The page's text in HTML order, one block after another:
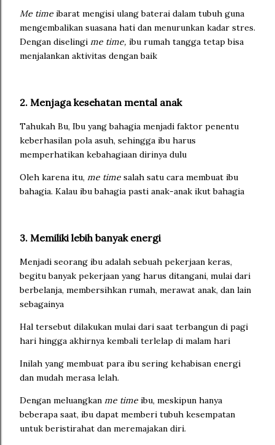
Me time ibarat mengisi ulang baterai dalam tubuh guna
mengembalikan suasana hati dan menurunkan kadar stres.
Dengan diselingi me time, ibu rumah tangga tetap bisa
menjalankan aktivitas dengan baik
2. Menjaga kesehatan mental anak
Tahukah Bu, Ibu yang bahagia menjadi faktor penentu
keberhasilan pola asuh, sehingga ibu harus
memperhatikan kebahagiaan dirinya dulu
Oleh karena itu, me time salah satu cara membuat ibu
bahagia. Kalau ibu bahagia pasti anak-anak ikut bahagia
3. Memiliki lebih banyak energi
Menjadi seorang ibu adalah sebuah pekerjaan keras,
begitu banyak pekerjaan yang harus ditangani, mulai dari
berbelanja, membersihkan rumah, merawat anak, dan lain
sebagainya
Hal tersebut dilakukan mulai dari saat terbangun di pagi
hari hingga akhirnya kembali terlelap di malam hari
Inilah yang membuat para ibu sering kehabisan energi
dan mudah merasa lelah.
Dengan meluangkan me time ibu, meskipun hanya
beberapa saat, ibu dapat memberi tubuh kesempatan
untuk beristirahat dan meremajakan diri.